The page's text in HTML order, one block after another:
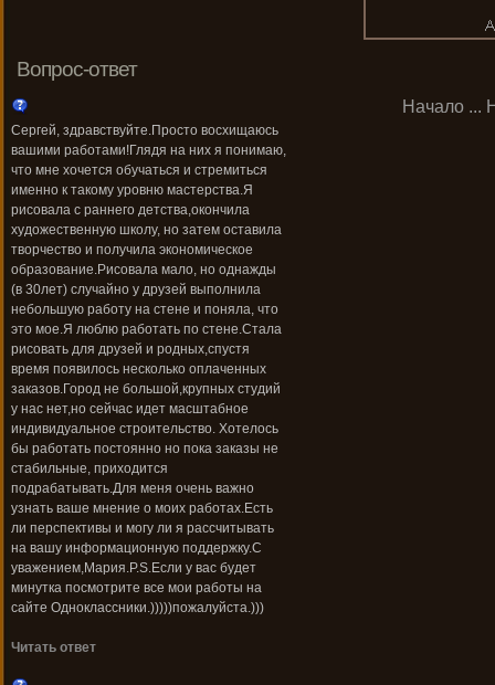
Начало ...
Вопрос-ответ
Сергей, здравствуйте.Просто восхищаюсь
вашими работами!Глядя на них я понимаю,
что мне хочется обучаться и стремиться
именно к такому уровню мастерства.Я
рисовала с раннего детства,окончила
художественную школу, но затем оставила
творчество и получила экономическое
образование.Рисовала мало, но однажды
(в 30лет) случайно у друзей выполнила
небольшую работу на стене и поняла, что
это мое.Я люблю работать по стене.Стала
рисовать для друзей и родных,спустя
время появилось несколько оплаченных
заказов.Город не большой,крупных студий
у нас нет,но сейчас идет масштабное
индивидуальное строительство. Хотелось
бы работать постоянно но пока заказы не
стабильные, приходится
подрабатывать.Для меня очень важно
узнать ваше мнение о моих работах.Есть
ли перспективы и могу ли я рассчитывать
на вашу информационную поддержку.С
уважением,Мария.Р.S.Если у вас будет
минутка посмотрите все мои работы на
сайте Одноклассники.)))))пожалуйста.)))
Читать ответ